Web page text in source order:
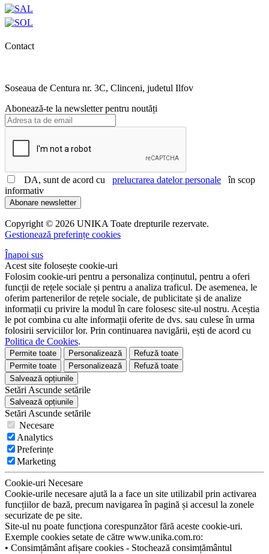
Contact
Soseaua de Centura nr. 3C, Clinceni, judetul Ilfov
Abonează-te la newsletter pentru noutăți
DA, sunt de acord cu prelucrarea datelor personale în scop
informativ
Abonare newsletter
Copyright © 2026 UNIKA Toate drepturile rezervate.
Gestionează preferințe cookies
Înapoi sus
Acest site folosește cookie-uri
Folosim cookie-uri pentru a personaliza conținutul, pentru a oferi
funcții de rețele sociale și pentru a analiza traficul. De asemenea, le
oferim partenerilor de rețele sociale, de publicitate și de analize
informații cu privire la modul în care folosesc site-ul nostru. Aceștia
le pot combina cu alte informații oferite de dvs. sau culese în urma
folosirii serviciilor lor. Prin continuarea navigării, ești de acord cu
Politica de Cookies.
Permite toate Personalizează
Refuză toate
Permite toate
Personalizează
Refuză toate
Salvează opțiunile
Setări Ascunde setările
Salvează opțiunile
Setări Ascunde setările
Necesare
Analytics
Preferințe
Marketing
Cookie-uri Necesare
Cookie-urile necesare ajută la a face un site utilizabil prin activarea
funcțiilor de bază, precum navigarea în pagină și accesul la zonele
securizate de pe site.
Site-ul nu poate funcționa corespunzător fără aceste cookie-uri.
Exemple cookies setate de către www.unika.com.ro:
• Consimțământ afișare cookies - Stochează consimțământul